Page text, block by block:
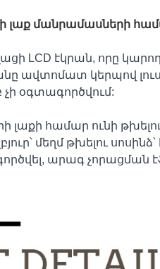
լաք մանրամասների
LCD էկրան, որը կարող
ավտոմատ կերպով
օգտագործվում:
լաքի համար ունի
մեղմ թխելու
արագ չորացման